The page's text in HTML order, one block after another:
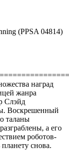
(PPSA 04814)
наград
жанра
Слэйд
Воскрешенный
таланы
а его
роботов-
снова.